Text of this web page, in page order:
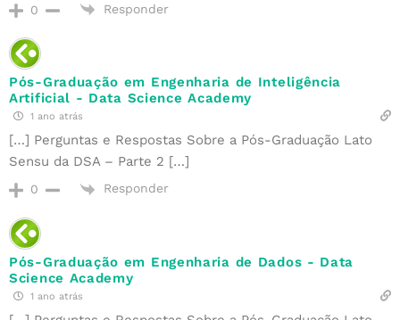
0 Responder
Pós-Graduação em Engenharia de Inteligência
Artificial - Data Science Academy
1 ano atrás
[…] Perguntas e Respostas Sobre a Pós-Graduação Lato
Sensu da DSA – Parte 2 […]
0 Responder
Pós-Graduação em Engenharia de Dados - Data
Science Academy
1 ano atrás